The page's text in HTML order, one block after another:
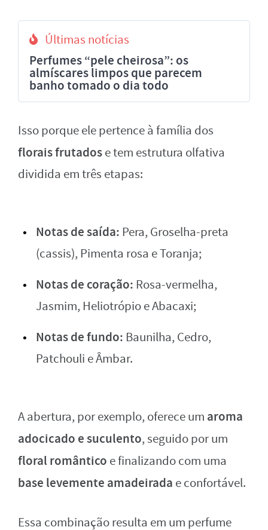
Últimas notícias
Perfumes “pele cheirosa”: os
almíscares limpos que parecem
banho tomado o dia todo
Isso porque ele pertence à família dos
florais frutadose tem estrutura olfativa
dividida em três etapas:
Notas de saída: Pera, Groselha-preta
(cassis), Pimenta rosa e Toranja;
Notas de coração: Rosa-vermelha,
Jasmim, Heliotrópio e Abacaxi;
Notas de fundo: Baunilha, Cedro,
Patchouli e Âmbar.
A abertura, por exemplo, oferece um aroma
adocicado e suculento, seguido por um
floral romântico e finalizando com uma
base levemente amadeirada e confortável.
Essa combinação resulta em um perfume